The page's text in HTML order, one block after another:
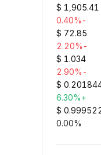
$ 1,905.41
-0.40%
$ 72.85
-2.20%
$ 1.034
-2.90%
$
+6.30%
$
0.00%